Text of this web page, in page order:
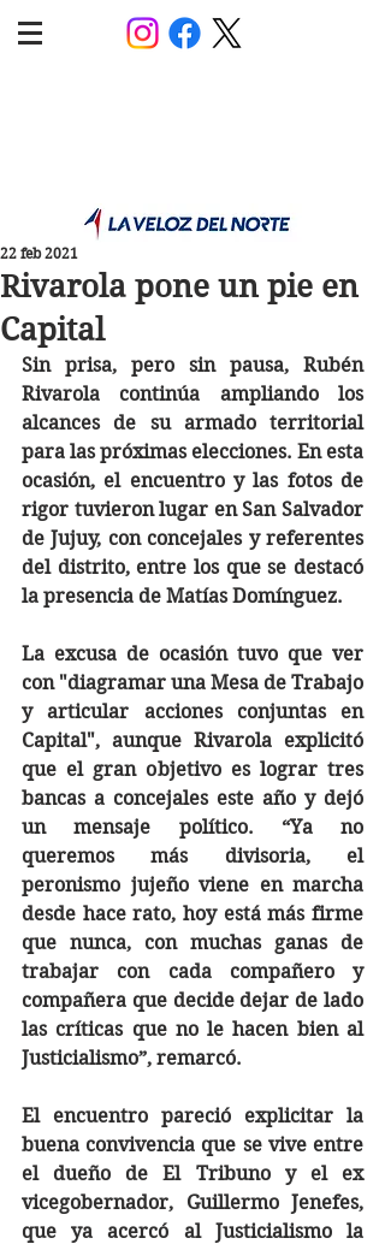
Rivarola pone un pie en
Capital
22 feb 2021
Sin prisa, pero sin pausa, Rubén
Rivarola continúa ampliando los
alcances de su armado territorial
para las próximas elecciones. En esta
ocasión, el encuentro y las fotos de
rigor tuvieron lugar en San Salvador
de Jujuy, con concejales y referentes
del distrito, entre los que se destacó
la presencia de Matías Domínguez.
La excusa de ocasión tuvo que ver
con "diagramar una Mesa de Trabajo
y articular acciones conjuntas en
Capital", aunque Rivarola explicitó
que el gran objetivo es lograr tres
bancas a concejales este año y dejó
un mensaje político. “Ya no
queremos más divisoria, el
peronismo jujeño viene en marcha
desde hace rato, hoy está más firme
que nunca, con muchas ganas de
trabajar con cada compañero y
compañera que decide dejar de lado
las críticas que no le hacen bien al
Justicialismo”, remarcó.
El encuentro pareció explicitar la
buena convivencia que se vive entre
el dueño de El Tribuno y el ex
vicegobernador, Guillermo Jenefes,
que ya acercó al Justicialismo la